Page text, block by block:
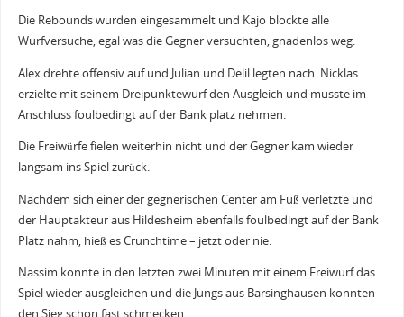
Die Rebounds wurden eingesammelt und Kajo blockte alle
Wurfversuche, egal was die Gegner versuchten, gnadenlos weg.
Alex drehte offensiv auf und Julian und Delil legten nach. Nicklas
erzielte mit seinem Dreipunktewurf den Ausgleich und musste im
Anschluss foulbedingt auf der Bank platz nehmen.
Die Freiwürfe fielen weiterhin nicht und der Gegner kam wieder
langsam ins Spiel zurück.
Nachdem sich einer der gegnerischen Center am Fuß verletzte und
der Hauptakteur aus Hildesheim ebenfalls foulbedingt auf der Bank
Platz nahm, hieß es Crunchtime – jetzt oder nie.
Nassim konnte in den letzten zwei Minuten mit einem Freiwurf das
Spiel wieder ausgleichen und die Jungs aus Barsinghausen konnten